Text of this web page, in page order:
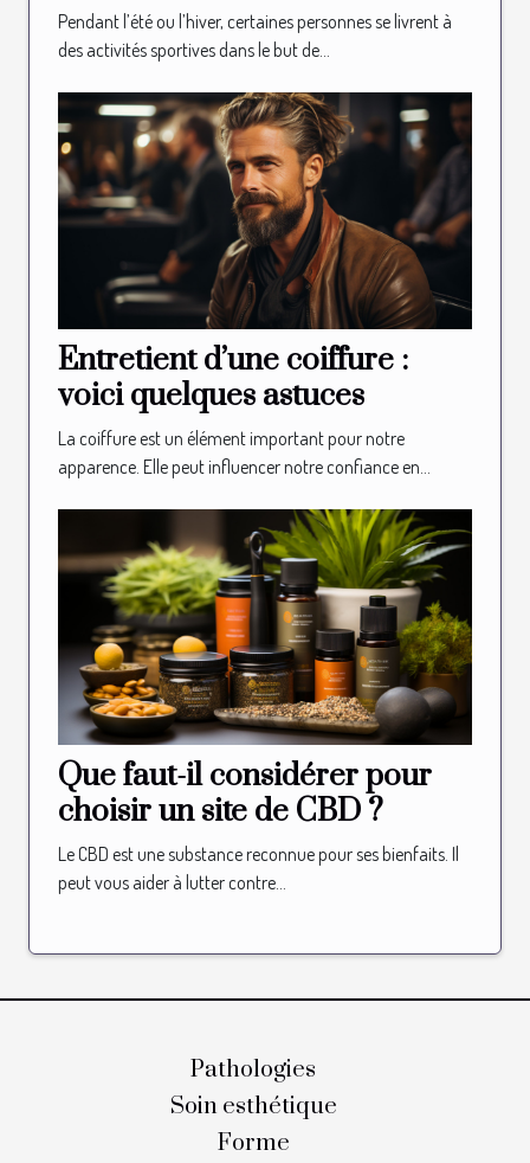
Pendant l’été ou l’hiver, certaines personnes se livrent à
des activités sportives dans le but de...
Entretient d’une coiffure :
voici quelques astuces
La coiffure est un élément important pour notre
apparence. Elle peut influencer notre confiance en...
Que faut-il considérer pour
choisir un site de CBD ?
Le CBD est une substance reconnue pour ses bienfaits. Il
peut vous aider à lutter contre...
Pathologies
Soin esthétique
Forme